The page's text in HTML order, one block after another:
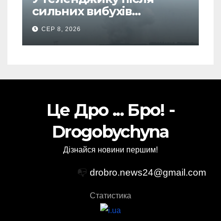
сильних вибухів
почалася масова
евакуація
СЕР 8, 2026
Це Дро ... Бро! -
Drogobychyna
Дізнайся новини першим!
📭 drobro.news24@gmail.com
Статистика